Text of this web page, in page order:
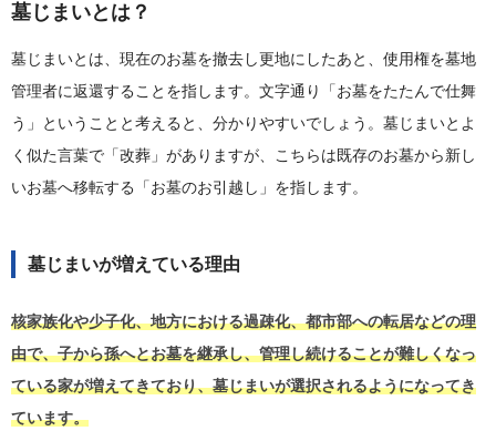
墓じまいとは？
墓じまいとは、現在のお墓を撤去し更地にしたあと、使用権を墓地
管理者に返還することを指します。文字通り「お墓をたたんで仕舞
う」ということと考えると、分かりやすいでしょう。墓じまいとよ
く似た言葉で「改葬」がありますが、こちらは既存のお墓から新し
いお墓へ移転する「お墓のお引越し」を指します。
墓じまいが増えている理由
核家族化や少子化、地方における過疎化、都市部への転居などの理
由で、子から孫へとお墓を継承し、管理し続けることが難しくなっ
ている家が増えてきており、墓じまいが選択されるようになってき
ています。